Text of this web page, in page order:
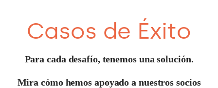
Casos de Éxito
Para cada desafío, tenemos una solución.
Mira cómo hemos apoyado a nuestros socios